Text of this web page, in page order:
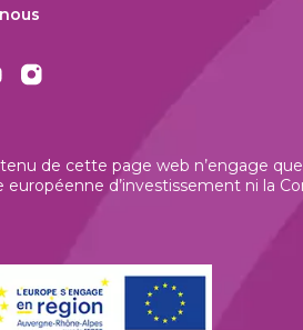
de cette page web n’engage
européenne d’investissement ni la